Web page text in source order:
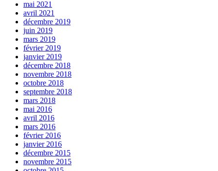
mai 2021
avril 2021
décembre 2019
juin 2019
mars 2019
février 2019
janvier 2019
décembre 2018
novembre 2018
octobre 2018
septembre 2018
mars 2018
mai 2016
avril 2016
mars 2016
février 2016
janvier 2016
décembre 2015
novembre 2015